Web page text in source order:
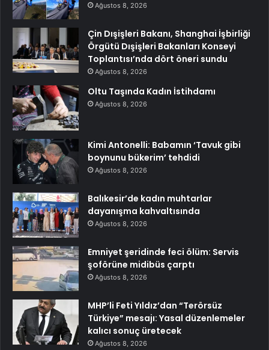
Ağustos 8, 2026
Çin Dışişleri Bakanı, Shanghai İşbirliği
Örgütü Dışişleri Bakanları Konseyi
Toplantısı’nda dört öneri sundu
Ağustos 8, 2026
Oltu Taşında Kadın İstihdamı
Ağustos 8, 2026
Kimi Antonelli: Babamın ‘Tavuk gibi
boynunu bükerim’ tehdidi
Ağustos 8, 2026
Balıkesir’de kadın muhtarlar
dayanışma kahvaltısında
Ağustos 8, 2026
Emniyet şeridinde feci ölüm: Servis
şoförüne midibüs çarptı
Ağustos 8, 2026
MHP’li Feti Yıldız’dan “Terörsüz
Türkiye” mesajı: Yasal düzenlemeler
kalıcı sonuç üretecek
Ağustos 8, 2026